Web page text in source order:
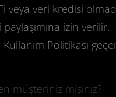
veya veri kredisi
paylaşımına izin verilir.
Kullanım Politikası
müşteriniz misiniz?